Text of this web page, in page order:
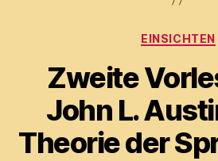
EINSICHTEN
Zweite
John L.
Theorie der